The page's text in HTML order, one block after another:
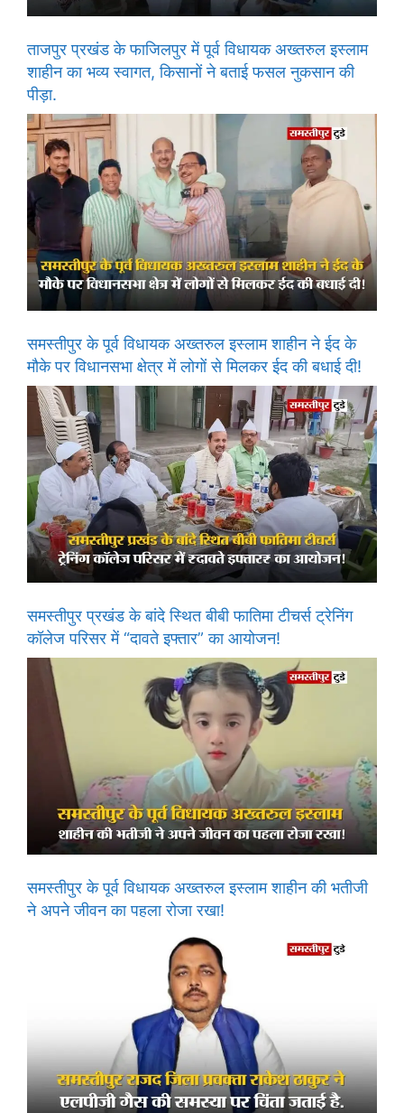
ताजपुर प्रखंड के फाजिलपुर में पूर्व विधायक अख्तरुल इस्लाम
शाहीन का भव्य स्वागत, किसानों ने बताई फसल नुकसान की
पीड़ा.
समस्तीपुर के पूर्व विधायक अख्तरुल इस्लाम शाहीन ने ईद के
मौके पर विधानसभा क्षेत्र में लोगों से मिलकर ईद की बधाई दी!
समस्तीपुर प्रखंड के बांदे स्थित बीबी फातिमा टीचर्स ट्रेनिंग
कॉलेज परिसर में “दावते इफ्तार” का आयोजन!
समस्तीपुर के पूर्व विधायक अख्तरुल इस्लाम शाहीन की भतीजी
ने अपने जीवन का पहला रोजा रखा!